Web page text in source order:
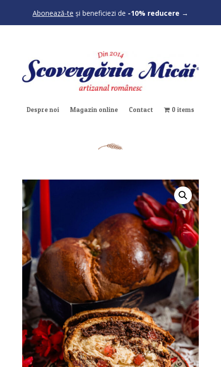
Abonează-te și beneficiezi de -10% reducere →
Despre noi Magazin online Contact 0 items